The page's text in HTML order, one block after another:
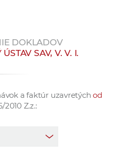
e
r
DOKLADOV
SAV, V. V. I.
a faktúr uzavretýchod
2010 Z.z.: